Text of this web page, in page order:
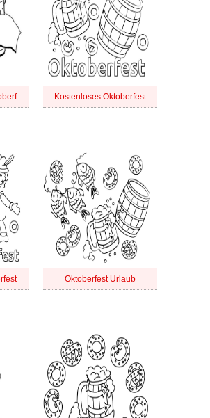
Ein Hoch auf das Oktoberfest Kostenloses Oktoberfest
Oktoberfest Urlaub